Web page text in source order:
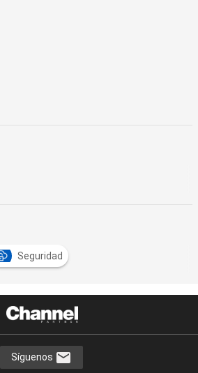
Seguridad
Síguenos